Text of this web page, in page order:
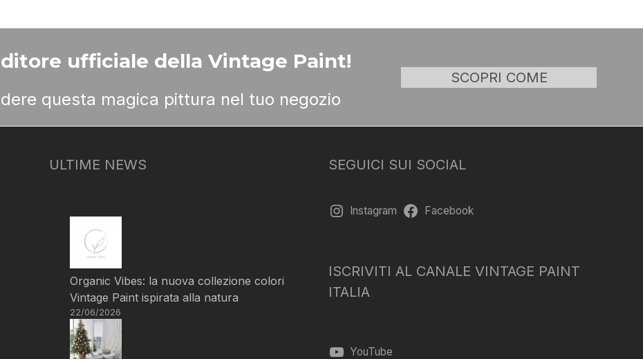
ufficiale della Vintage Paint!
questa magica pittura nel tuo negozio
SCOPRI COME
ULTIME NEWS
Organic Vibes: la nuova collezione colori
Vintage Paint ispirata alla natura
22/06/2026
SEGUICI SUI SOCIAL
Instagram Facebook
ISCRIVITI AL CANALE VINTAGE PAINT
ITALIA
YouTube